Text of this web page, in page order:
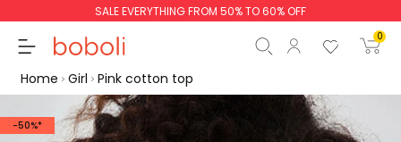
SALE EVERYTHING FROM 50% TO 60% OFF
0
Home Girl Pink cotton top
-50%*